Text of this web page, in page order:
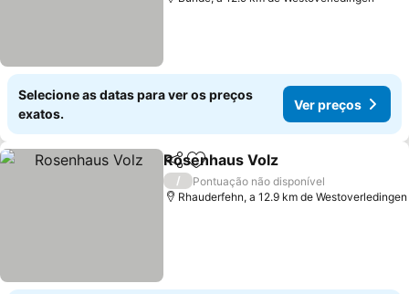
Selecione as datas para ver os preços
exatos.
Ver preços
PartilharAdicionar aos favoritos
Rosenhaus Volz
/
Pontuação não disponível
Rhauderfehn, a 12.9 km de Westoverledingen